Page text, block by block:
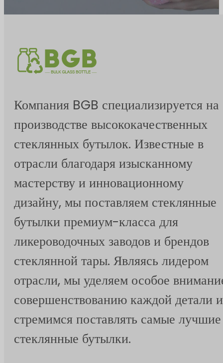
Компания BGB специализируется на
производстве высококачественных
стеклянных бутылок. Известные в
отрасли благодаря изысканному
мастерству и инновационному
дизайну, мы поставляем стеклянные
бутылки премиум-класса для
ликероводочных заводов и брендов
стеклянной тары. Являясь лидером
отрасли, мы уделяем особое
совершенствованию каждой детали и
стремимся поставлять самые лучшие
стеклянные бутылки.